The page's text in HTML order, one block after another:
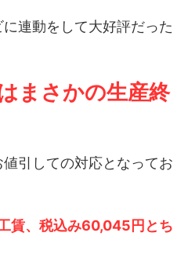
連動をして大好評だった
まさかの生産終
引しての対応となってお
賃、税込み60,045円とち